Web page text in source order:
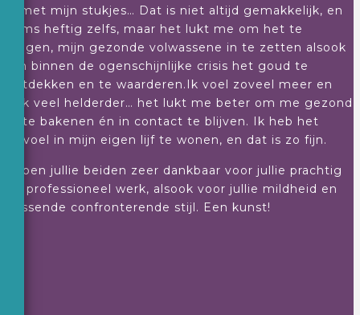
is met mijn stukjes… Dat is niet altijd gemakkelijk, en
soms heftig zelfs, maar het lukt me om het te
dragen, mijn gezonde volwassene in te zetten alsook
om binnen de ogenschijnlijke crisis het goud te
ontdekken en te waarderen.Ik voel zoveel meer en
ook veel helderder… het lukt me beter om me gezond
af te bakenen én in contact te blijven. Ik heb het
gevoel in mijn eigen lijf te wonen, en dat is zo fijn.
Ik ben jullie beiden zeer dankbaar voor jullie prachtig
en professioneel werk, alsook voor jullie mildheid en
passende confronterende stijl. Een kunst!